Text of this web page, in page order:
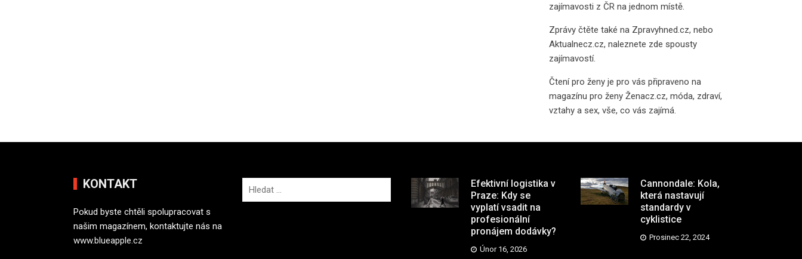
zajímavosti z ČR na jednom místě.
Zprávy čtěte také na Zpravyhned.cz, nebo
Aktualnecz.cz, naleznete zde spousty
zajímavostí.
Čtení pro ženy je pro vás připraveno na
magazínu pro ženy Ženacz.cz, móda, zdraví,
vztahy a sex, vše, co vás zajímá.
KONTAKT
Pokud byste chtěli spolupracovat s
našim magazínem, kontaktujte nás na
www.blueapple.cz
Efektivní logistika v
Praze: Kdy se
vyplatí vsadit na
profesionální
pronájem dodávky?
Únor 16, 2026
Cannondale: Kola,
která nastavují
standardy v
cyklistice
Prosinec 22, 2024